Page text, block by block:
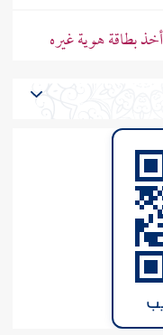
بطاقة هوية غيره